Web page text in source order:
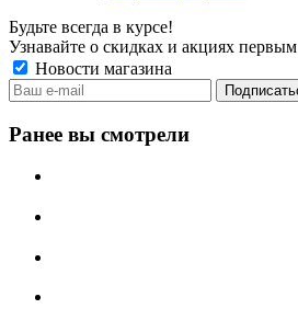
Будьте всегда в курсе!
Узнавайте о скидках и акциях первым
Новости магазина
Ранее вы смотрели